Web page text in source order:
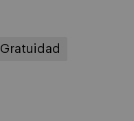
Gratuidad